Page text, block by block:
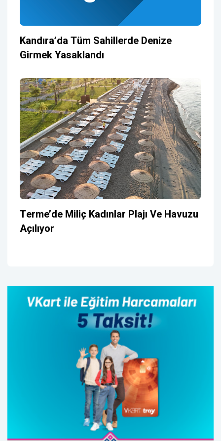
Kandıra’da Tüm Sahillerde Denize
Girmek Yasaklandı
Terme’de Miliç Kadınlar Plajı Ve Havuzu
Açılıyor